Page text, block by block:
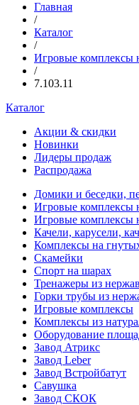
Главная
/
Каталог
/
Игровые комплексы
/
7.103.11
Каталог
Акции & скидки
Новинки
Лидеры продаж
Распродажа
Домики и беседки,
Игровые комплексы
Игровые комплексы
Качели, карусели,
Комплексы на
Скамейки
Спорт на шарах
Тренажеры из
Горки трубы из
Игровые комплексы
Комплексы из
Оборудование
Завод Атрикс
Завод Leber
Завод Встройбатут
Савушка
Завод СКОК